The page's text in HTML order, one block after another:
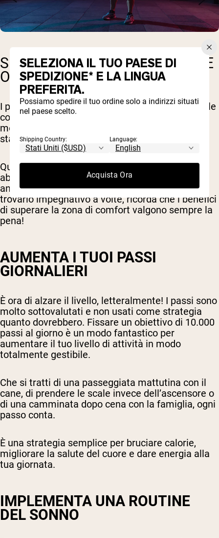
SECONDO MESE: PERFEZIONA E
OTTIMIZZA
I prossimi 30 giorni sono tutti dedicati a portare le
cose a un livello superiore. Pensalo come un
modo per costruire sulla solida base che hai già
stabilito.
Questo mese non solo continuiamo le buone
abitudini che abbiamo iniziato, ma introduciamo
anche nuove cose. È un passo avanti e potresti
trovarlo impegnativo a volte, ricorda che i benefici
di superare la zona di comfort valgono sempre la
pena!
AUMENTA I TUOI PASSI
GIORNALIERI
È ora di alzare il livello, letteralmente! I passi sono
molto sottovalutati e non usati come strategia
quanto dovrebbero. Fissare un obiettivo di 10.000
passi al giorno è un modo fantastico per
aumentare il tuo livello di attività in modo
totalmente gestibile.
Che si tratti di una passeggiata mattutina con il
cane, di prendere le scale invece dell’ascensore o
di una camminata dopo cena con la famiglia, ogni
passo conta.
È una strategia semplice per bruciare calorie,
migliorare la salute del cuore e dare energia alla
tua giornata.
IMPLEMENTA UNA ROUTINE
DEL SONNO
SELEZIONA IL TUO PAESE DI
SPEDIZIONE* E LA LINGUA
PREFERITA.
Possiamo spedire il tuo ordine solo a indirizzi situati
nel paese scelto.
Shipping Country: Language:
Acquista Ora